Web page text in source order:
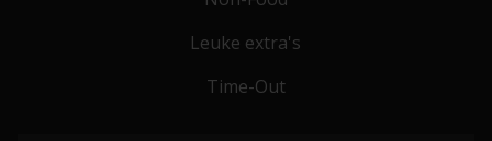
Leuke extra's
Time-Out